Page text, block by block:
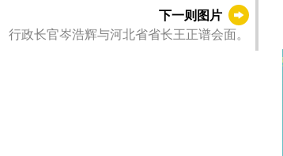
下一则图片
行政长官岑浩辉与河北省省长王正谱会面。